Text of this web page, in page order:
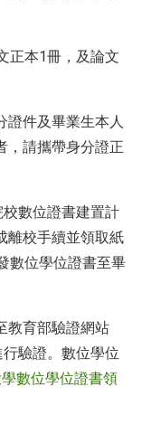
正本1冊，及論文
證件及畢業生本人
，請攜帶身分證正
數位證書建置計
離校手續並領取紙
數位學位證書至畢
教育部驗證網站
行驗證。數位學位
數位學位證書領